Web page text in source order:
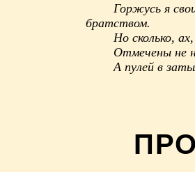
Горжусь я
братством.
Но сколько,
Отмечены не
А пулей в